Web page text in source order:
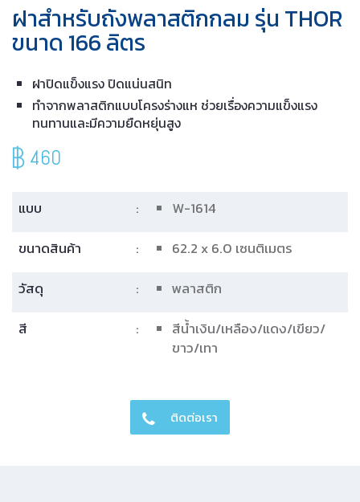
ฝาสำหรับถังพลาสติกกลม รุ่น THOR
ขนาด 166 ลิตร
ฝาปิดแข็งแรง ปิดแน่นสนิท
ทำจากพลาสติกแบบโครงร่างแห ช่วยเรื่องความแข็งแรง
ทนทานและมีความยืดหยุ่นสูง
460
แบบ :
W-1614
ขนาดสินค้า
:
62.2 x 6.0 เซนติเมตร
วัสดุ
:
พลาสติก
สี
:
สีน้ำเงิน/เหลือง/แดง/เขียว/
ขาว/เทา
ติดต่อเรา